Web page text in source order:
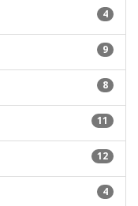
4
9
8
11
12
4